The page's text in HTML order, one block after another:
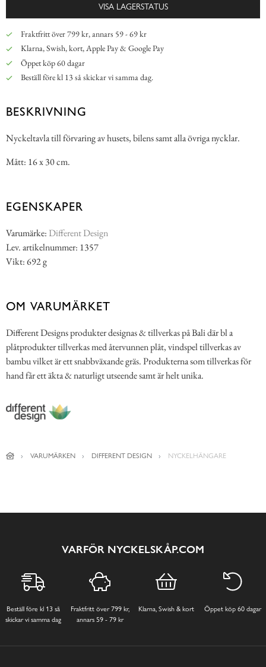
VISA LAGERSTATUS
Fraktfritt över 799 kr, annars 59 - 69 kr
Klarna, Swish, kort, Apple Pay & Google Pay
Öppet köp 60 dagar
Beställ före kl 13 så skickar vi samma dag.
BESKRIVNING
Nyckeltavla till förvaring av husets, bilens samt alla övriga nycklar.
Mått: 16 x 30 cm.
EGENSKAPER
Varumärke: Different Design
Lev. artikelnummer: 1357
Vikt: 692 g
OM VARUMÄRKET
Different Designs produkter designas & tillverkas på Bali där bl a
plåtprodukter tillverkas med återvunnen plåt, vindspel tillverkas av
bambu vilket är ett snabbväxande gräs. Produkterna som tillverkas för
hand får ett äkta & naturligt utseende samt är helt unika.
VARUMÄRKEN DIFFERENT DESIGN NYCKELHÄNGARE
VARFÖR NYCKELSKÅP.COM
Beställ före kl 13 så
skickar vi samma dag
Fraktfritt över 799 kr,
annars 59 - 79 kr
Klarna, Swish & kort Öppet köp 60 dagar